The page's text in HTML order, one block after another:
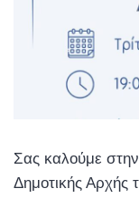
Σας καλούμε
Δημοτικής Αρχής